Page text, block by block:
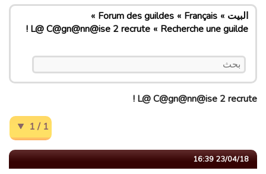
البيت Français
Forum des guildes
Recherche une guilde
L@ C@gn@nn@ise 2 recrute !
L@ C@gn@nn@ise 2 recrute !
1 / 1
23/04/18 16:39